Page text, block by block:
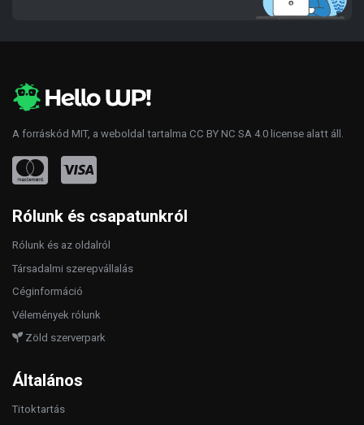
A forráskód MIT, a weboldal tartalma CC BY NC SA 4.0 license alatt áll.
Rólunk és csapatunkról
Rólunk és az oldalról
Társadalmi szerepvállalás
Céginformáció
Vélemények rólunk
Zöld szerverpark
Általános
Titoktartás